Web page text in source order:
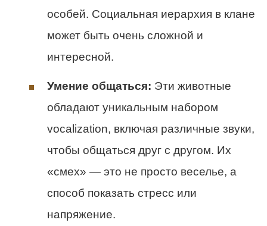
особей. Социальная иерархия в клане
может быть очень сложной и
интересной.
Умение общаться: Эти животные
обладают уникальным набором
vocalization, включая различные звуки,
чтобы общаться друг с другом. Их
«смех» — это не просто веселье, а
способ показать стресс или
напряжение.